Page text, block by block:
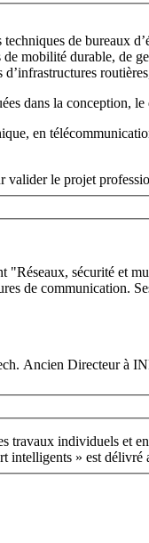
de bureaux
mobilité durable, de
dans la conception,
en
valider le projet
"Réseaux, sécurité et
de communication.
Ancien Directeur
travaux individuels et
Spécialisées «